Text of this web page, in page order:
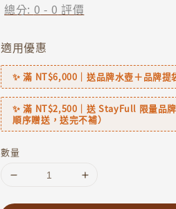
總分: 0 - 0 評價
適用優惠
✨ 滿 NT$6,000｜送品牌水壺＋品牌提
✨ 滿 NT$2,500｜送 StayFull 限量品
順序贈送，送完不補）
數量